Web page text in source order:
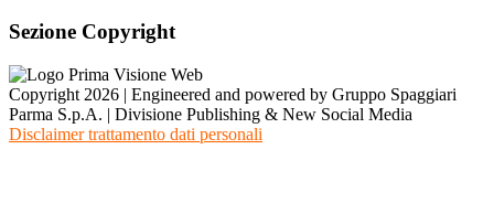
Sezione Copyright
Copyright 2026 | Engineered and powered by Gruppo Spaggiari
Parma S.p.A. | Divisione Publishing & New Social Media
Disclaimer trattamento dati personali